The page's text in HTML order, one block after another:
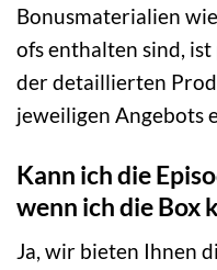
Bonusmaterialien
ofs enthalten sind,
der detaillierten
jeweiligen Angebots
Kann ich die
wenn ich die Box
Ja, wir bieten Ihnen